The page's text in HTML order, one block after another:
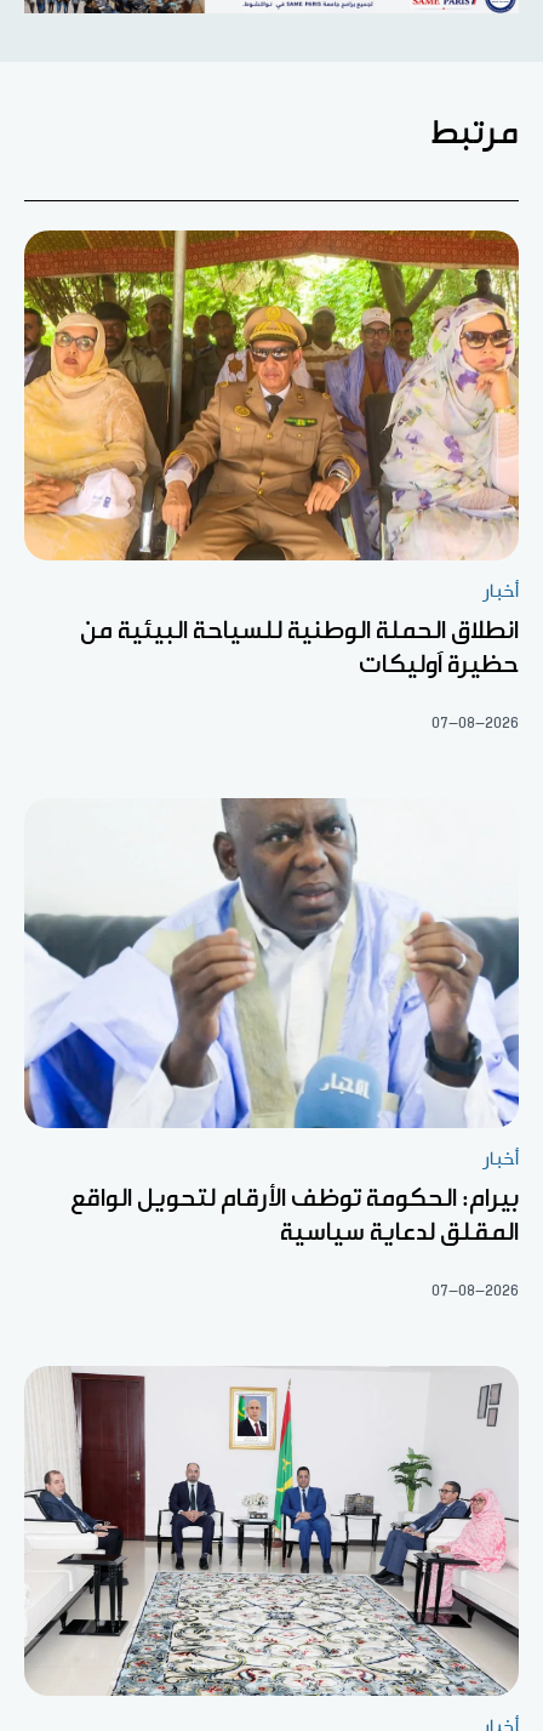
مرتبط
أخبار
انطلاق الحملة الوطنية للسياحة البيئية من
حظيرة آوليكات
07-08-2026
أخبار
بيرام: الحكومة توظف الأرقام لتحويل الواقع
المقلق لدعاية سياسية
07-08-2026
أخبار